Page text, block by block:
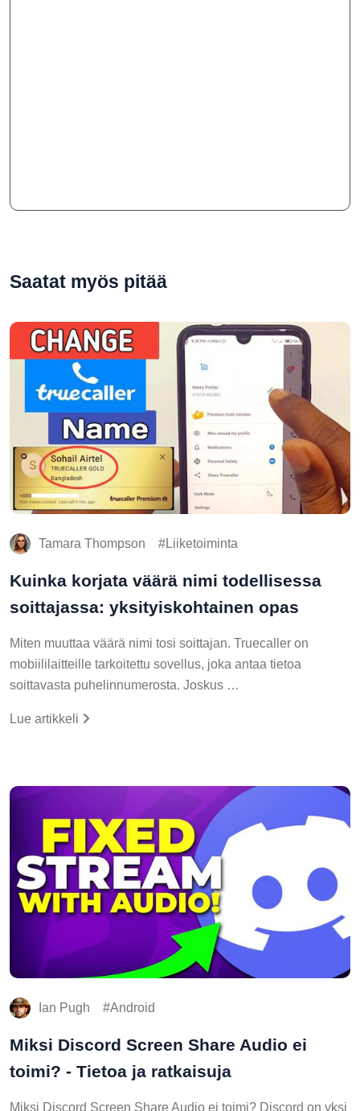
Saatat myös pitää
Tamara Thompson Liiketoiminta
Kuinka korjata väärä nimi todellisessa
soittajassa: yksityiskohtainen opas
Miten muuttaa väärä nimi tosi soittajan. Truecaller on
mobiililaitteille tarkoitettu sovellus, joka antaa tietoa
soittavasta puhelinnumerosta. Joskus …
Lue artikkeli
Ian Pugh Android
Miksi Discord Screen Share Audio ei
toimi? - Tietoa ja ratkaisuja
Miksi Discord Screen Share Audio ei toimi? Discord on yksi